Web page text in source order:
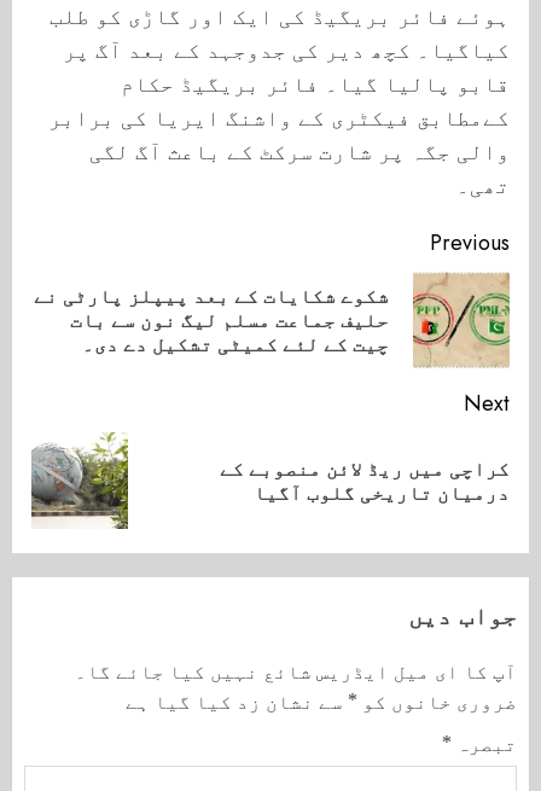
ہوئے فائر بریگیڈ کی ایک اور گاڑی کو طلب
کیاگیا۔ کچھ دیر کی جدوجہد کے بعد آگ پر
قابو پالیا گیا۔ فائر بریگیڈ حکام
کےمطابق فیکٹری کے واشنگ ایریا کی برابر
والی جگہ پر شارت سرکٹ کے باعث آگ لگی
تھی۔
Continue
Reading
Previous
شکوے شکایات کے بعد پیپلز پارٹی نے
حلیف جماعت مسلم لیگ نون سے بات
چیت کے لئے کمیٹی تشکیل دے دی۔
Next
Next
post:
کراچی میں ریڈ لائن منصوبے کے
درمیان تاریخی گلوب آگیا
جواب دیں
آپ کا ای میل ایڈریس شائع نہیں کیا جائے گا۔
ضروری خانوں کو * سے نشان زد کیا گیا ہے
تبصرہ *